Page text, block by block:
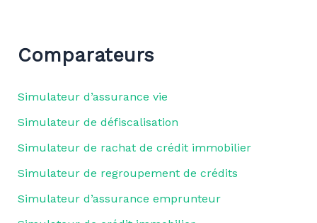
Comparateurs
Simulateur d’assurance vie
Simulateur de défiscalisation
Simulateur de rachat de crédit immobilier
Simulateur de regroupement de crédits
Simulateur d’assurance emprunteur